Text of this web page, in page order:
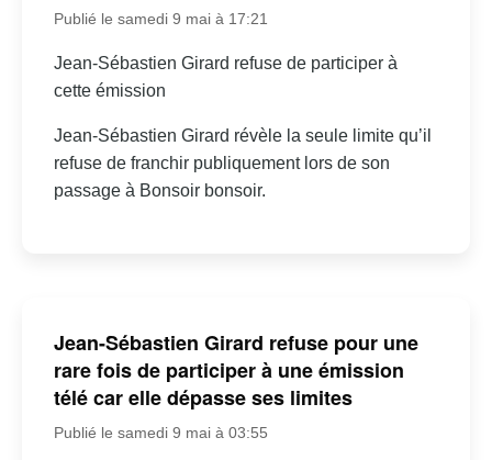
Publié le samedi 9 mai à 17:21
Jean-Sébastien Girard refuse de participer à
cette émission
Jean-Sébastien Girard révèle la seule limite qu’il
refuse de franchir publiquement lors de son
passage à Bonsoir bonsoir.
Jean-Sébastien Girard refuse pour une
rare fois de participer à une émission
télé car elle dépasse ses limites
Publié le samedi 9 mai à 03:55